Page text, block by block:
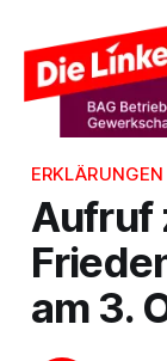
Aufruf
am 3.